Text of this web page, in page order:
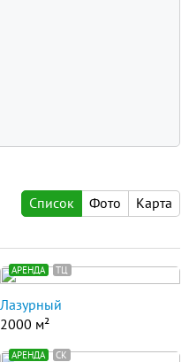
Список
Фото Карта
АРЕНДА ТЦ
Лазурный
2000 м²
АРЕНДА СК